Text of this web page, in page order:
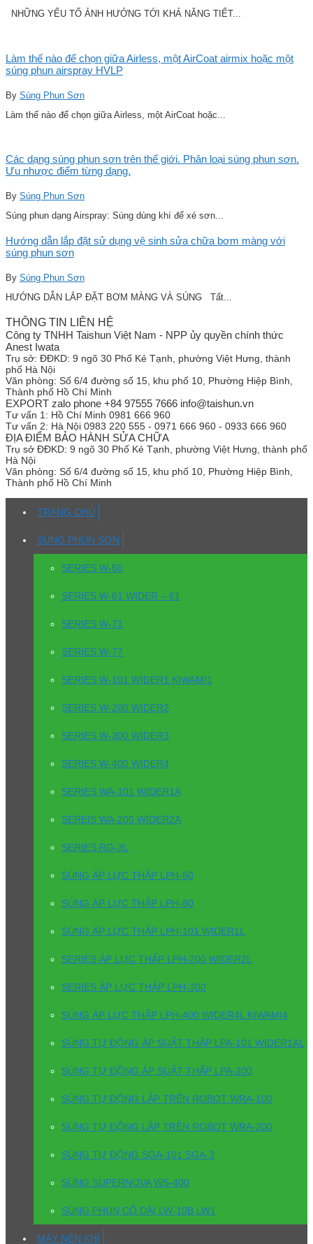
NHỮNG YẾU TỐ ẢNH HƯỞNG TỚI KHẢ NĂNG TIẾT...
Làm thế nào để chọn giữa Airless, một AirCoat airmix hoặc một
súng phun airspray HVLP
By Súng Phun Sơn
Làm thế nào để chọn giữa Airless, một AirCoat hoặc...
Các dạng súng phun sơn trên thế giới. Phân loại súng phun sơn.
Ưu nhược điểm từng dạng.
By Súng Phun Sơn
Súng phun dạng Airspray: Súng dùng khí để xé sơn...
Hướng dẫn lắp đặt sử dụng vệ sinh sửa chữa bơm màng với
súng phun sơn
By Súng Phun Sơn
HƯỚNG DẪN LẮP ĐẶT BƠM MÀNG VÀ SÚNG Tất...
THÔNG TIN LIÊN HỆ
Công ty TNHH Taishun Việt Nam - NPP ủy quyền chính thức
Anest Iwata
Trụ sở: ĐĐKD: 9 ngõ 30 Phố Kẻ Tạnh, phường Việt Hưng, thành
phố Hà Nội
Văn phòng: Số 6/4 đường số 15, khu phố 10, Phường Hiệp Bình,
Thành phố Hồ Chí Minh
EXPORT zalo phone +84 97555 7666 info@taishun.vn
Tư vấn 1: Hồ Chí Minh 0981 666 960
Tư vấn 2: Hà Nội 0983 220 555 - 0971 666 960 - 0933 666 960
ĐỊA ĐIỂM BẢO HÀNH SỬA CHỮA
Trụ sở ĐĐKD: 9 ngõ 30 Phố Kẻ Tạnh, phường Việt Hưng, thành phố
Hà Nội
Văn phòng: Số 6/4 đường số 15, khu phố 10, Phường Hiệp Bình,
Thành phố Hồ Chí Minh
TRANG CHỦ
SÚNG PHUN SƠN
SERIES W-50
SERIES W-61 WIDER – 61
SERIES W-71
SERIES W-77
SERIES W-101 WIDER1 KIWAMI1
SERIES W-200 WIDER2
SERIES W-300 WIDER3
SERIES W-400 WIDER4
SERIES WA-101 WIDER1A
SEREIS WA-200 WIDER2A
SERIES RG-3L
SÚNG ÁP LỰC THẤP LPH-50
SÚNG ÁP LỰC THẤP LPH-80
SÚNG ÁP LỰC THẤP LPH-101 WIDER1L
SERIES ÁP LỰC THẤP LPH-200 WIDER2L
SERIES ÁP LỰC THẤP LPH-300
SÚNG ÁP LỰC THẤP LPH-400 WIDER4L KIWAMI4
SÚNG TỰ ĐỘNG ÁP SUẤT THẤP LPA-101 WIDER1AL
SÚNG TỰ ĐỘNG ÁP SUẤT THẤP LPA-200
SÚNG TỰ ĐỘNG LẮP TRÊN ROBOT WRA-100
SÚNG TỰ ĐỘNG LẮP TRÊN ROBOT WRA-200
SÚNG TỰ ĐỘNG SGA-101 SGA-3
SÚNG SUPERNOVA WS-400
SÚNG PHUN CỔ DÀI LW-10B LW1
MÁY NÉN KHÍ